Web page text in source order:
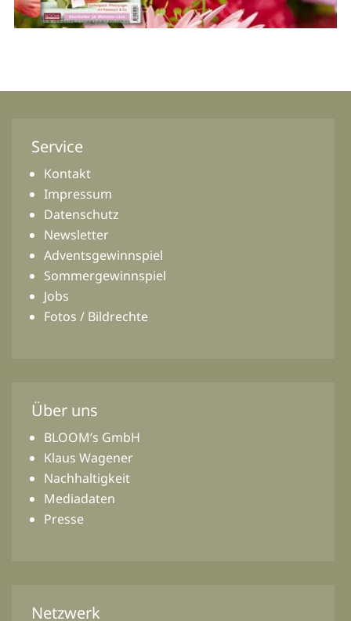
Service
Kontakt
Impressum
Datenschutz
Newsletter
Adventsgewinnspiel
Sommergewinnspiel
Jobs
Fotos / Bildrechte
Über uns
BLOOM’s GmbH
Klaus Wagener
Nachhaltigkeit
Mediadaten
Presse
Netzwerk